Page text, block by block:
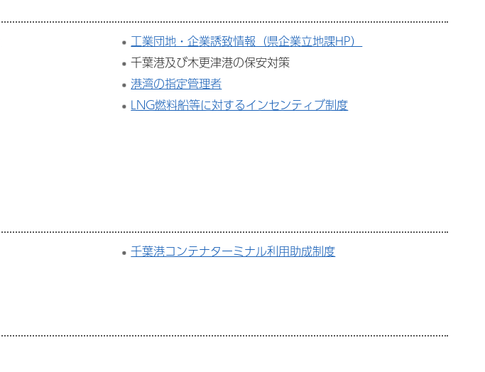
工業団地・企業誘致情報（県企業立地課HP）
千葉港及び木更津港の保安対策
港湾の指定管理者
LNG燃料船等に対するインセンティブ制度
千葉港コンテナターミナル利用助成制度